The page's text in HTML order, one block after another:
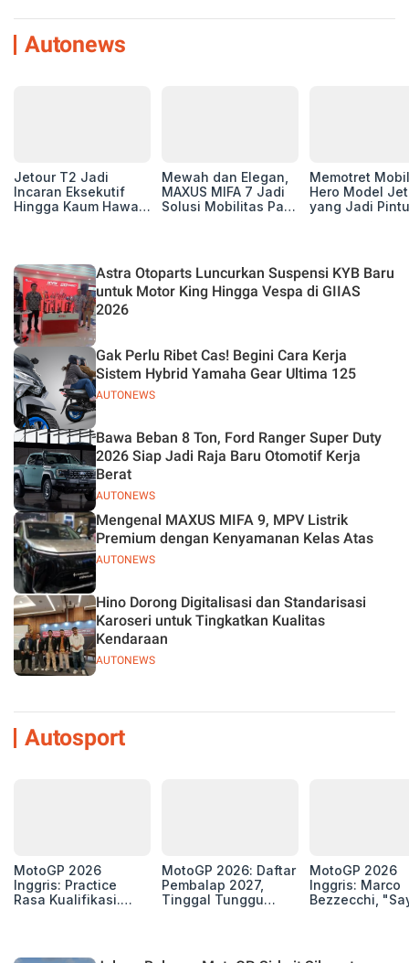
Autonews
Jetour T2 Jadi
Incaran Eksekutif
Hingga Kaum Hawa,
Mewah dan Elegan,
MAXUS MIFA 7 Jadi
Solusi Mobilitas Para
Memotret
Hero Model
yang Jadi Pintu
Astra Otoparts Luncurkan Suspensi KYB Baru
untuk Motor King Hingga Vespa di GIIAS
2026
AUTONEWS
Gak Perlu Ribet Cas! Begini Cara Kerja
Sistem Hybrid Yamaha Gear Ultima 125
AUTONEWS
Bawa Beban 8 Ton, Ford Ranger Super Duty
2026 Siap Jadi Raja Baru Otomotif Kerja
Berat
AUTONEWS
Mengenal MAXUS MIFA 9, MPV Listrik
Premium dengan Kenyamanan Kelas Atas
AUTONEWS
Hino Dorong Digitalisasi dan Standarisasi
Karoseri untuk Tingkatkan Kualitas
Kendaraan
Autosport
MotoGP 2026
Inggris: Practice
Rasa Kualifikasi.
Silverstone!
MotoGP 2026: Daftar
Pembalap 2027,
Tinggal Tunggu
MotoGP 2026
Inggris: Marco
Bezzecchi,